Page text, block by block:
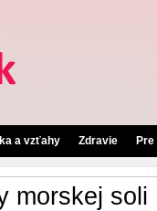
a vzťahy Zdravie
morskej soli